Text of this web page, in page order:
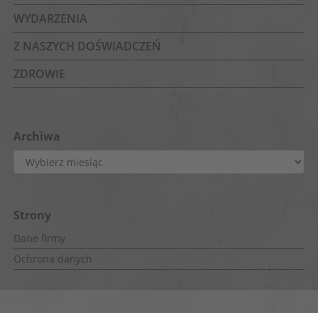
WYDARZENIA
Z NASZYCH DOŚWIADCZEŃ
ZDROWIE
Archiwa
Archiwa
Strony
Dane firmy
Ochrona danych